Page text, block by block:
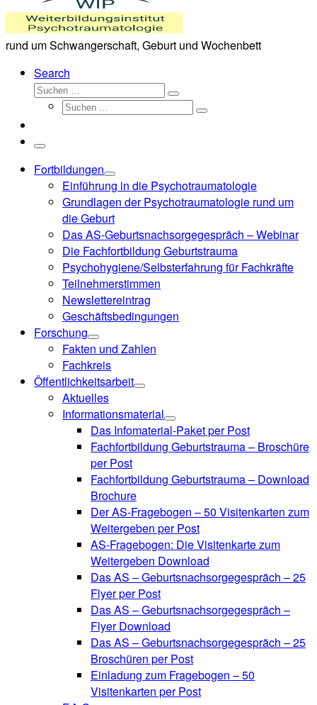
rund um Schwangerschaft, Geburt und Wochenbett
Search
Suche
Suchen …
Suche
Suchen …
Menü
Fortbildungen
Einführung in die Psychotraumatologie
Grundlagen der Psychotraumatologie rund um
die Geburt
Das AS-Geburtsnachsorgegespräch – Webinar
Die Fachfortbildung Geburtstrauma
Psychohygiene/Selbsterfahrung für Fachkräfte
Teilnehmerstimmen
Newslettereintrag
Geschäftsbedingungen
Forschung
Fakten und Zahlen
Fachkreis
Öffentlichkeitsarbeit
Aktuelles
Informationsmaterial
Das Infomaterial-Paket per Post
Fachfortbildung Geburtstrauma – Broschüre
per Post
Fachfortbildung Geburtstrauma – Download
Brochure
Der AS-Fragebogen – 50 Visitenkarten zum
Weitergeben per Post
AS-Fragebogen: Die Visitenkarte zum
Weitergeben Download
Das AS – Geburtsnachsorgegespräch – 25
Flyer per Post
Das AS – Geburtsnachsorgegespräch –
Flyer Download
Das AS – Geburtsnachsorgegespräch – 25
Broschüren per Post
Einladung zum Fragebogen – 50
Visitenkarten per Post